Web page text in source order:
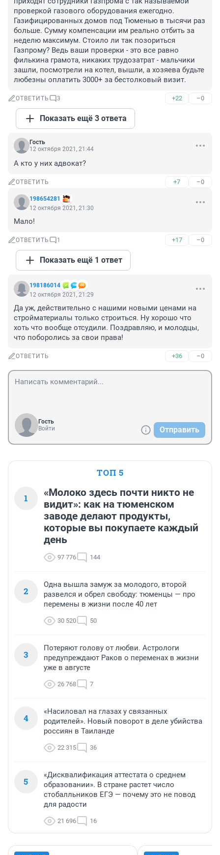
проверкой газового оборудования ежегодно.
Газифицированных домов под Тюменью в тысячи раз
больше. Сумму компенсации им реально отбить за
неделю максимум. Стоило ли так позориться
Газпрому? Ведь ваши проверки - это все равно
филькина грамота, никаких трудозатрат - мальчики
зашли, посмотрели на котел, вышли, а хозяева будьте
любезны оплатить 3000+ за бестолковый визит.
ОТВЕТИТЬ 3 +22 –0
Показать ещё 3 ответа
Гость
12 октября 2021, 21:44
А кто у них адвокат?
ОТВЕТИТЬ +7 –0
198654281
12 октября 2021, 21:30
Мало!
ОТВЕТИТЬ 1 +17 –0
Показать ещё 1 ответ
198186014
12 октября 2021, 21:29
Да уж, действительно с нашими новыми ценами на
стройматериалы только строиться. Ну хорошо что
хоть что вообще отсудили. Поздравляю, и молодцы,
что поборолись за свои права!
ОТВЕТИТЬ +36 –0
Гость
Войти
Отправить
ТОП 5
1
«Молоко здесь почти никто не
видит»: как на тюменском
заводе делают продукты,
которые вы покупаете каждый
день
97 776 144
2
Одна вышла замуж за молодого, второй
развелся и обрел свободу: тюменцы — про
перемены в жизни после 40 лет
30 520 50
3
Потеряют голову от любви. Астрологи
предупреждают Раков о переменах в жизни
уже в августе
26 768 7
4
«Насиловал на глазах у связанных
родителей». Новый поворот в деле убийства
россиян в Таиланде
22 315 36
5
«Дисквалификация аттестата о среднем
образовании». В стране растет число
стобалльников ЕГЭ — почему это не повод
для радости
21 696 16